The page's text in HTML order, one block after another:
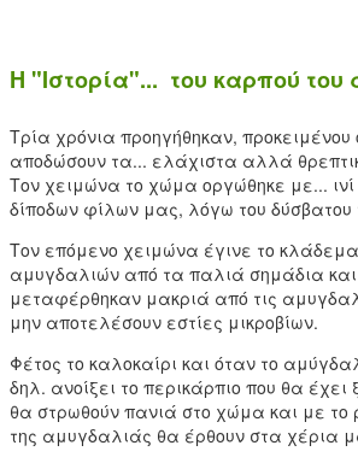
Η "Ιστορία"... του καρπού
Τρία χρόνια προηγήθηκαν,
αποδώσουν τα... ελάχιστα αλλά
Τον χειμώνα το χώμα οργώθηκε με... ινί
δίποδων φίλων μας, λόγω του δύσβατου
Τον επόμενο χειμώνα έγινε το
αμυγδαλιών από τα παλιά σημάδια
μεταφέρθηκαν μακριά από τις
μην αποτελέσουν εστίες μικροβίων.
Φέτος το καλοκαίρι και όταν το
δηλ. ανοίξει το περικάρπιο που θα έχει
θα στρωθούν πανιά στο χώμα και με το
της αμυγδαλιάς θα έρθουν στα χέρια